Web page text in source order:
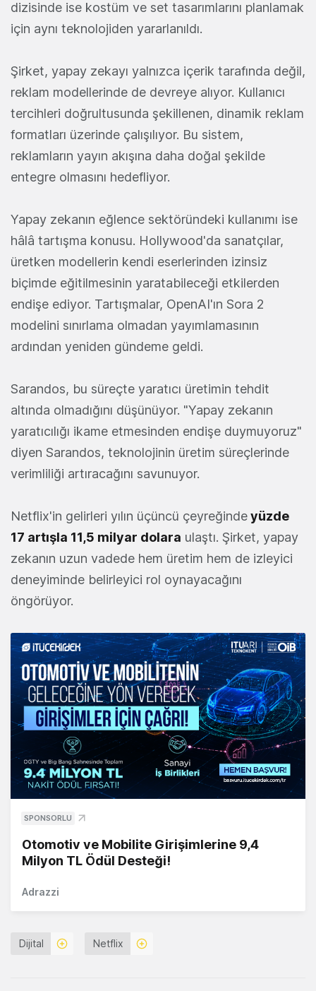
dizisinde ise kostüm ve set tasarımlarını planlamak
için aynı teknolojiden yararlanıldı.
Şirket, yapay zekayı yalnızca içerik tarafında değil,
reklam modellerinde de devreye alıyor. Kullanıcı
tercihleri doğrultusunda şekillenen, dinamik reklam
formatları üzerinde çalışılıyor. Bu sistem,
reklamların yayın akışına daha doğal şekilde
entegre olmasını hedefliyor.
Yapay zekanın eğlence sektöründeki kullanımı ise
hâlâ tartışma konusu. Hollywood'da sanatçılar,
üretken modellerin kendi eserlerinden izinsiz
biçimde eğitilmesinin yaratabileceği etkilerden
endişe ediyor. Tartışmalar, OpenAI'ın Sora 2
modelini sınırlama olmadan yayımlamasının
ardından yeniden gündeme geldi.
Sarandos, bu süreçte yaratıcı üretimin tehdit
altında olmadığını düşünüyor. "Yapay zekanın
yaratıcılığı ikame etmesinden endişe duymuyoruz"
diyen Sarandos, teknolojinin üretim süreçlerinde
verimliliği artıracağını savunuyor.
Netflix'in gelirleri yılın üçüncü çeyreğindeyüzde
17 artışla 11,5 milyar dolara ulaştı. Şirket, yapay
zekanın uzun vadede hem üretim hem de izleyici
deneyiminde belirleyici rol oynayacağını
öngörüyor.
SPONSORLU
Otomotiv ve Mobilite Girişimlerine 9,4
Milyon TL Ödül Desteği!
Adrazzi
Dijital Netflix